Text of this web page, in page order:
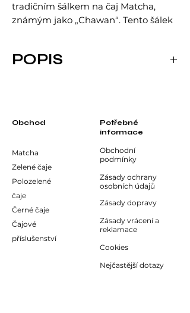
tradičním šálkem na čaj Matcha,
známým jako „Chawan“. Tento šálek
Dopřejte si dokonalý zážitek z čaje
POPIS
design dodává Vaší čajové ceremonii
autentický nádech japonské kultury.
Vyrobený z kvalitní keramiky, každý
šálek je jedinečný a zaručuje odolnost
a dlouhou životnost.
Obchod
Matcha
Zelené čaje
Polozelené
čaje
Černé čaje
Čajové
příslušenství
Potřebné
informace
Obchodní
podmínky
Zásady ochrany
osobních údajů
Zásady dopravy
Zásady vrácení a
reklamace
Cookies
Nejčastější dotazy